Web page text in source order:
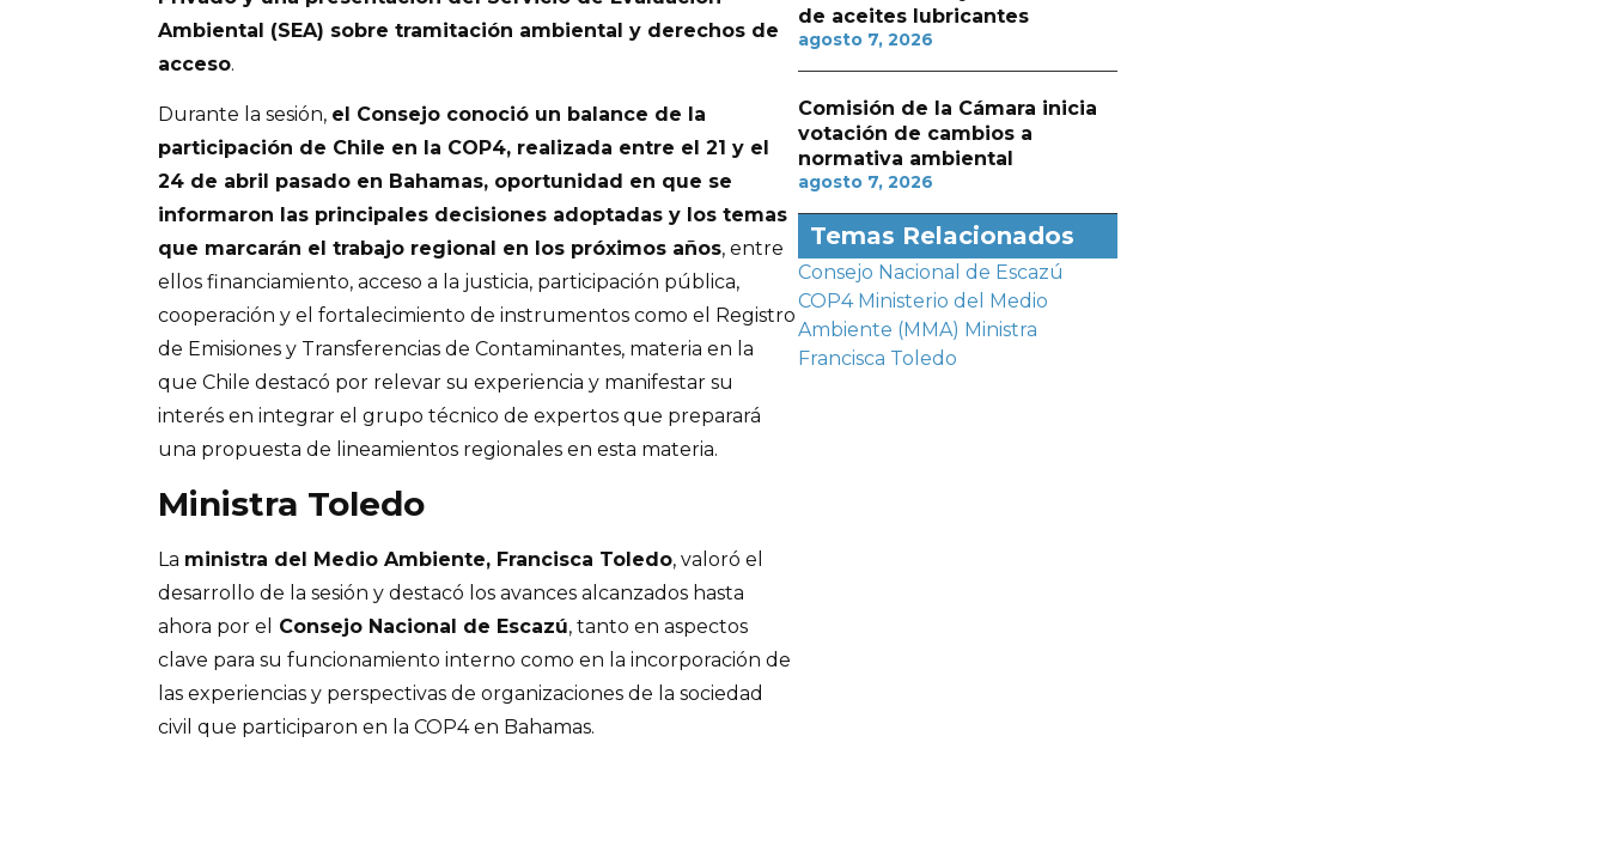
Ambiental (SEA) sobre tramitación ambiental y derechos de
acceso.
Durante la sesión, el Consejo conoció un balance de la
participación de Chile en la COP4, realizada entre el 21 y el
24 de abril pasado en Bahamas, oportunidad en que se
informaron las principales decisiones adoptadas y los temas
que marcarán el trabajo regional en los próximos años, entre
ellos financiamiento, acceso a la justicia, participación pública,
cooperación y el fortalecimiento de instrumentos como el Registro
de Emisiones y Transferencias de Contaminantes, materia en la
que Chile destacó por relevar su experiencia y manifestar su
interés en integrar el grupo técnico de expertos que preparará
una propuesta de lineamientos regionales en esta materia.
Ministra Toledo
La ministra del Medio Ambiente, Francisca Toledo, valoró el
desarrollo de la sesión y destacó los avances alcanzados hasta
ahora por el
Consejo Nacional de Escazú, tanto en aspectos
clave para su funcionamiento interno como en la incorporación de
las experiencias y perspectivas de organizaciones de la sociedad
civil que participaron en la COP4 en Bahamas.
de aceites lubricantes
agosto 7, 2026
Comisión de la Cámara inicia
votación de cambios a
normativa ambiental
agosto 7, 2026
Temas Relacionados
Consejo Nacional de Escazú
COP4 Ministerio del Medio
Ambiente (MMA) Ministra
Francisca Toledo